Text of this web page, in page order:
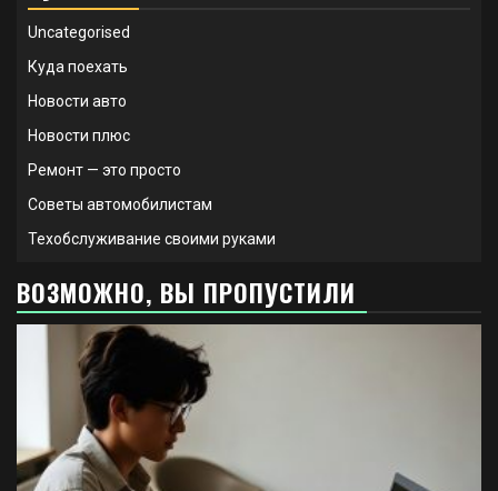
Uncategorised
Куда поехать
Новости авто
Новости плюс
Ремонт — это просто
Советы автомобилистам
Техобслуживание своими руками
ВОЗМОЖНО, ВЫ ПРОПУСТИЛИ